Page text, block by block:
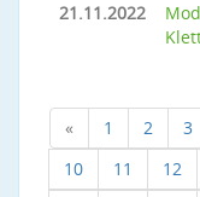
21.11.2022
« 1 2 3
10
11 12